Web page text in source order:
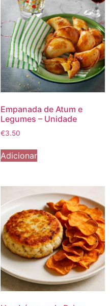
Empanada de Atum e
Legumes – Unidade
€3.50
Adicionar